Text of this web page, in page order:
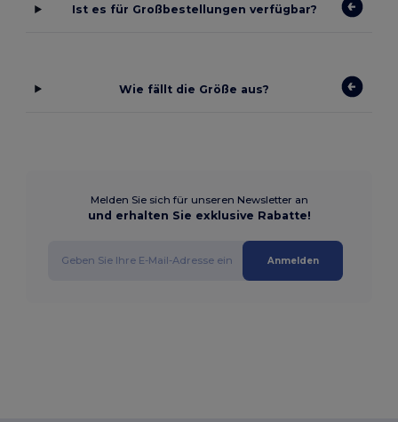
Ist es für Großbestellungen verfügbar?
Wie fällt die Größe aus?
Melden Sie sich für unseren Newsletter an
und erhalten Sie exklusive Rabatte!
Anmelden